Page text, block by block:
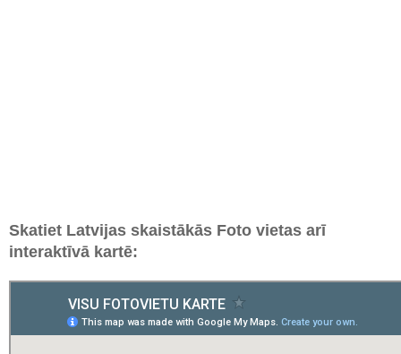
Skatiet Latvijas skaistākās Foto vietas arī
interaktīvā kartē: